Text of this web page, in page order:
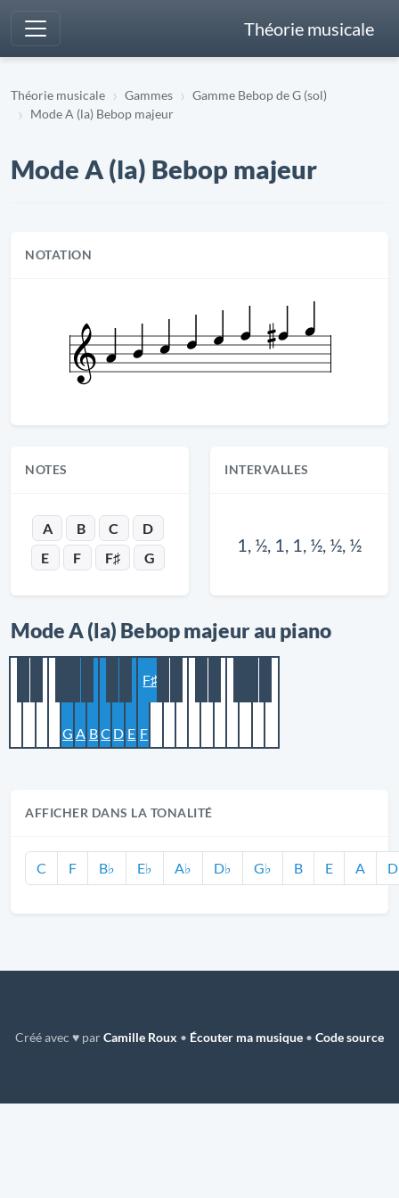
Théorie musicale
Théorie musicale Gammes
Gamme Bebop de G (sol)
Mode A (la) Bebop majeur
Mode A (la) Bebop majeur
NOTATION
NOTES
A B C
D
E
F F♯ G
INTERVALLES
1, ½, 1, 1, ½, ½, ½
Mode A (la) Bebop majeur au piano
G A BC D E F
F♯
AFFICHER DANS LA TONALITÉ
C F B♭ E♭ A♭ D♭ G♭ B E A D
Créé avec ♥ parCamille Roux • Écouter ma musique • Code source